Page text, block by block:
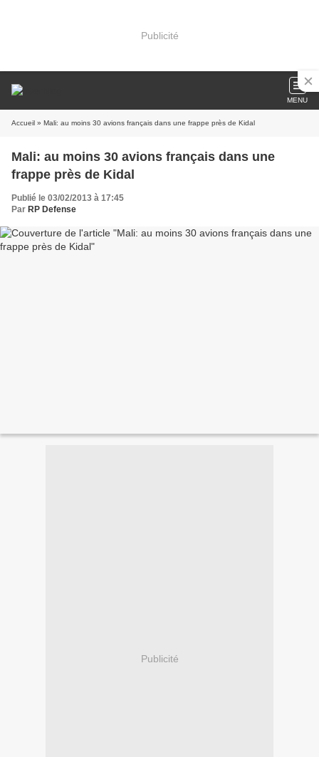
Publicité
MENU
Accueil » Mali: au moins 30 avions français dans une frappe près de Kidal
Mali: au moins 30 avions français dans une
frappe près de Kidal
Publié le 03/02/2013 à 17:45
Par RP Defense
Publicité